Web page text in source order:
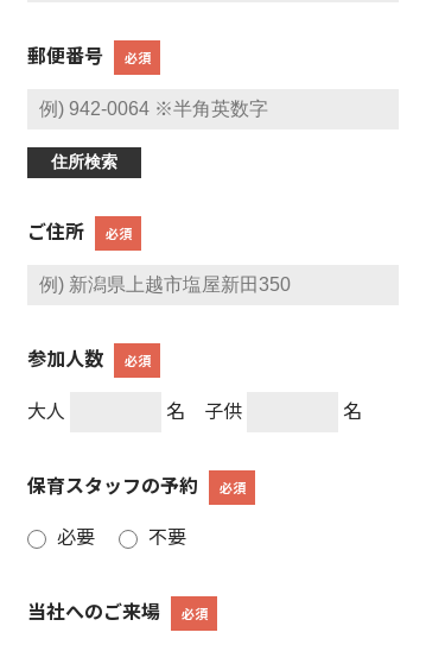
郵便番号 必須
住所検索
ご住所 必須
参加人数 必須
大人 名 子供 名
保育スタッフの予約 必須
必要 不要
当社へのご来場 必須